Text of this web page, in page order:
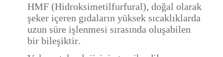
HMF (Hidroksimetilfurfural), doğal olarak
şeker içeren gıdaların yüksek sıcaklıklarda
uzun süre işlenmesi sırasında oluşabilen
bir bileşiktir.